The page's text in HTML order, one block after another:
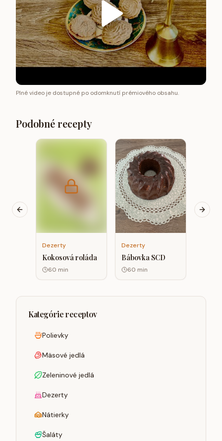
Plné video je dostupné po odomknutí prémiového obsahu.
Podobné recepty
Dezerty
Kokosová roláda
60 min
Dezerty
Bábovka SCD
60 min
Previous slide Next
Kategórie receptov
Polievky
Mäsové jedlá
Zeleninové jedlá
Dezerty
Nátierky
Šaláty